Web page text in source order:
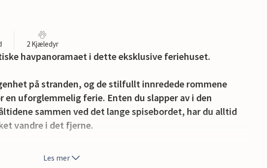
2 Kjæledyr
havpanoramaet i dette eksklusive feriehuset.
på stranden, og de stilfullt innredede rommene
en uforglemmelig ferie. Enten du slapper av i den
sammen ved det lange spisebordet, har du alltid
vandre i det fjerne.
det ideelle stedet for kalde drinker på varme
Les mer